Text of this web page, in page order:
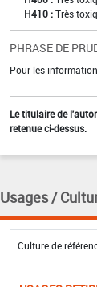
H410 : Très
PHRASE DE
Pour les
Le titulaire de
retenue ci-dessus.
Usages /